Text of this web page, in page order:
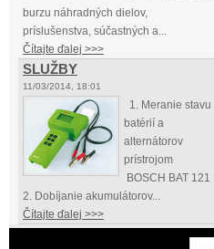
burzu náhradných dielov,
príslušenstva, súčastných a...
Čítajte ďalej >>>
SLUŽBY
11/03/2014, 18:01
1. Meranie stavu
batérií a
alternátorov
prístrojom
BOSCH BAT 121
2. Dobíjanie akumulátorov...
Čítajte ďalej >>>